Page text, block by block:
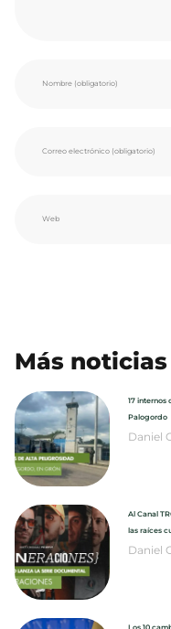
Más noticias
17 internos
Palogordo
Daniel
Al Canal
las raíces
Daniel